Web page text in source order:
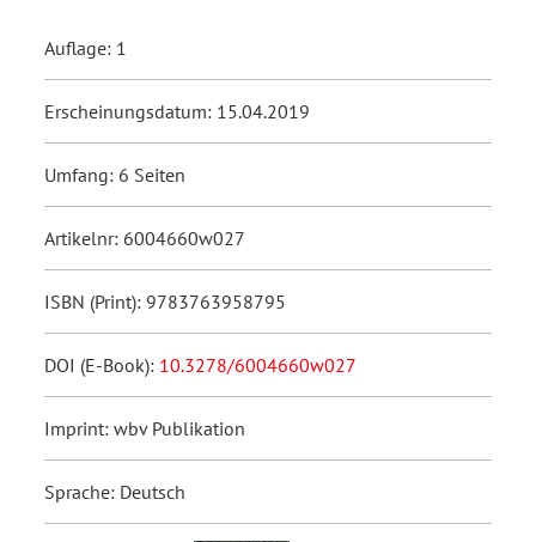
Auflage: 1
Erscheinungsdatum: 15.04.2019
Umfang: 6 Seiten
Artikelnr: 6004660w027
ISBN (Print): 9783763958795
DOI (E-Book): 10.3278/6004660w027
Imprint: wbv Publikation
Sprache: Deutsch